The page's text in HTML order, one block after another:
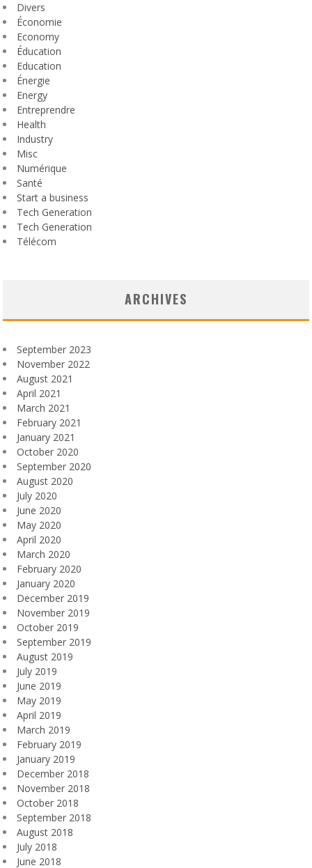
Divers
Économie
Economy
Éducation
Education
Énergie
Energy
Entreprendre
Health
Industry
Misc
Numérique
Santé
Start a business
Tech Generation
Tech Generation
Télécom
ARCHIVES
September 2023
November 2022
August 2021
April 2021
March 2021
February 2021
January 2021
October 2020
September 2020
August 2020
July 2020
June 2020
May 2020
April 2020
March 2020
February 2020
January 2020
December 2019
November 2019
October 2019
September 2019
August 2019
July 2019
June 2019
May 2019
April 2019
March 2019
February 2019
January 2019
December 2018
November 2018
October 2018
September 2018
August 2018
July 2018
June 2018